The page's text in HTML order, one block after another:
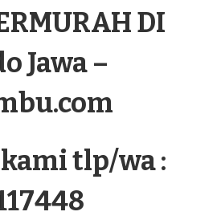
SITUBONDO
JAWA
DI
Jawa –
tlp/wa :